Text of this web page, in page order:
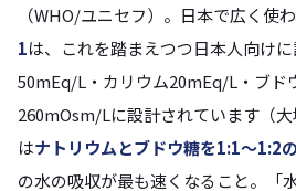
（WHO/ユニセフ）。日本で広く使
1は、これを踏まえつつ日本人向け
50mEq/L・カリウム20mEq/L・ブド
260mOsm/Lに設計されています（
はナトリウムとブドウ糖を1:1〜1:2
の水の吸収が最も速くなること。「